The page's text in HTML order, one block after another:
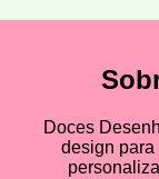
Doces
design para